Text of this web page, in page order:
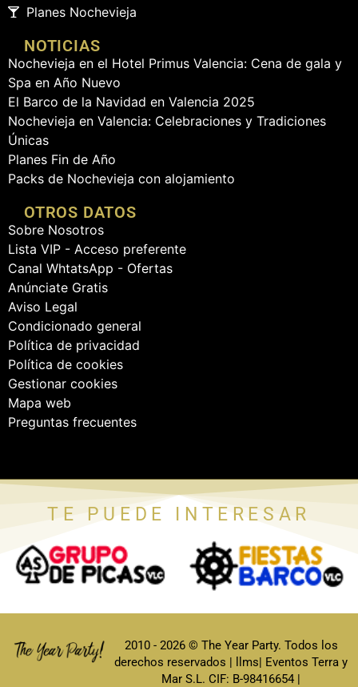
Planes Nochevieja
NOTICIAS
Nochevieja en el Hotel Primus Valencia: Cena de gala y
Spa en Año Nuevo
El Barco de la Navidad en Valencia 2025
Nochevieja en Valencia: Celebraciones y Tradiciones
Únicas
Planes Fin de Año
Packs de Nochevieja con alojamiento
OTROS DATOS
Sobre Nosotros
Lista VIP - Acceso preferente
Canal WhtatsApp - Ofertas
Anúnciate Gratis
Aviso Legal
Condicionado general
Política de privacidad
Política de cookies
Gestionar cookies
Mapa web
Preguntas frecuentes
TE PUEDE INTERESAR
2010 - 2026 © The Year Party. Todos los
derechos reservados |
llms| Eventos Terra y
Mar S.L. CIF: B-98416654 |